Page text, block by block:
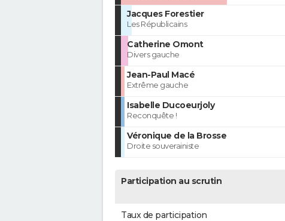
Jacques Forestier
Les Républicains
Catherine Omont
Divers gauche
Jean-Paul Macé
Extrême gauche
Isabelle Ducoeurjoly
Reconquête !
Véronique de la Brosse
Droite souverainiste
Participation au scrutin
Taux de participation